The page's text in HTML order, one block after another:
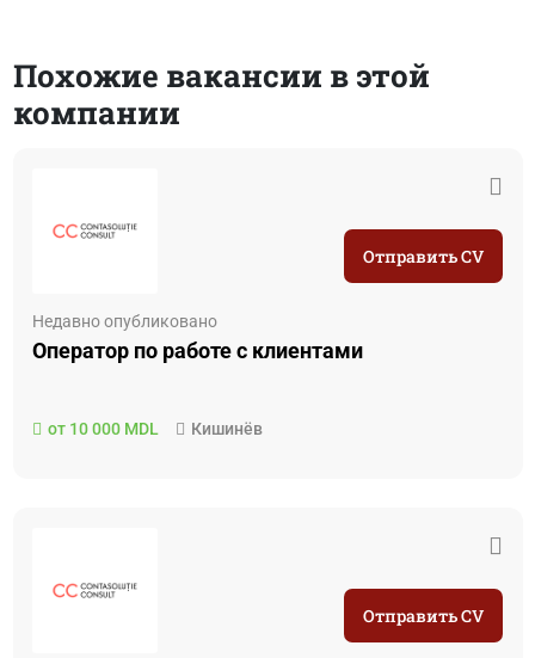
Похожие вакансии в этой
компании
Недавно опубликовано
Оператор по работе с клиентами
от 10 000 MDL Кишинёв
Отправить CV
Отправить CV